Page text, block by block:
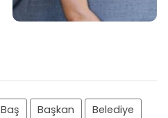
Baş Başkan
Belediye